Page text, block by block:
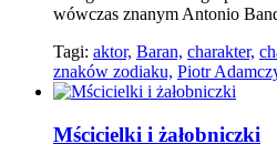
wówczas znanym Antonio
Tagi: aktor, Baran, charakter,
znaków zodiaku, Piotr
Mścicielki i żałobniczki